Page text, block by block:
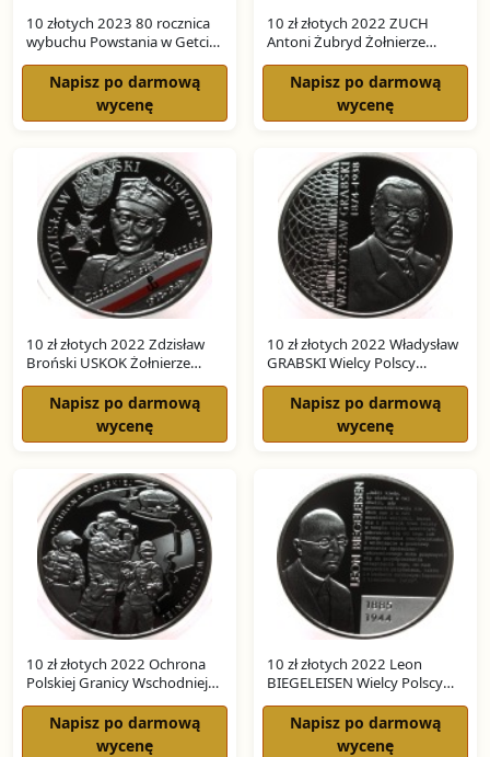
10 złotych 2023 80 rocznica
wybuchu Powstania w Getcie
Warszawskim SREBRO
Napisz po darmową
wycenę
10 zł złotych 2022 ZUCH
Antoni Żubryd Żołnierze
Niezłomni SREBRO
Napisz po darmową
wycenę
10 zł złotych 2022 Zdzisław
Broński USKOK Żołnierze
Napisz po darmową
wycenę
10 zł złotych 2022 Władysław
GRABSKI Wielcy Polscy
Napisz po darmową
wycenę
10 zł złotych 2022 Ochrona
Polskiej Granicy Wschodniej
SREBRO
Napisz po darmową
wycenę
10 zł złotych 2022 Leon
BIEGELEISEN Wielcy Polscy
Ekonomiści SREBRO
Napisz po darmową
wycenę